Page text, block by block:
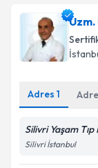
Adres 1
Silivri Yaşam Tıp
Silivri İstanbul